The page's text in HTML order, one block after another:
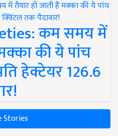
कम समय में
की ये पांच
हेक्टेयर 126.6
Stories